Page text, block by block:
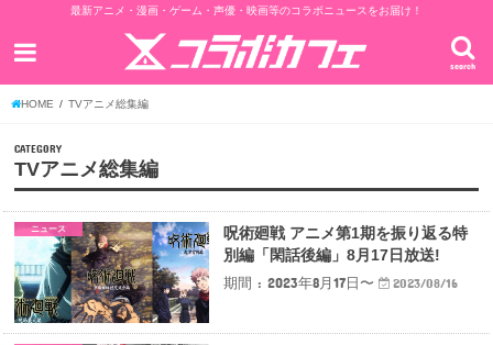
最新アニメ・漫画・ゲーム・声優・映画等のコラボニュースをお届け！
search
HOME TVアニメ総集編
CATEGORY
TVアニメ総集編
ニュース
呪術廻戦 アニメ第1期を振り返る特
別編「閑話後編」8月17日放送!
期間 : 2023年8月17日〜
2023/08/16